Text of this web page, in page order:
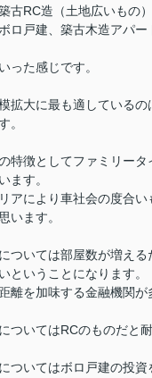
古RC造（土地広いもの）
ロ戸建、築古木造アパー
った感じです。
拡大に最も適している
。
特徴としてファミリータ
ます。
アにより車社会の度合
います。
ついては部屋数が増える
ということになります。
離を加味する金融機関が
ついてはRCのものだと
ついてはボロ戸建の投資